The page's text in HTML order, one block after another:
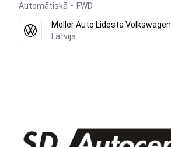
Automātiskā
FWD
Moller Auto Lidosta Volkswagen
Latvija